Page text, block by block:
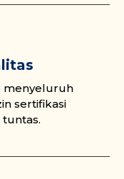
menyeluruh
sertifikasi
tuntas.